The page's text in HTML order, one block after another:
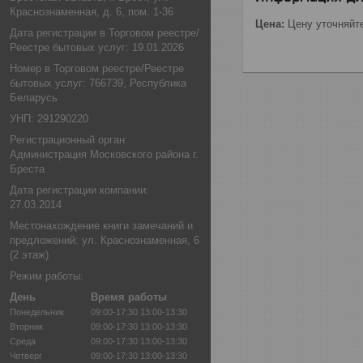
Краснознаменная, д. 6, пом. 1-36
Дата регистрации в Торговом реестре/
Реестре бытовых услуг: 19.01.2026
Номер в Торговом реестре/Реестре
бытовых услуг: 766739, Республика
Беларусь
УНП: 291290220
Регистрационный орган:
Администрация Московского района г.
Бреста
Дата регистрации компании:
27.03.2014
Местонахождение книги замечаний и
предложений: ул. Краснознаменная, 6
(2 этаж)
Режим работы:
День
Время работы
Понедельник 09:00-17:30 13:00-13:30
Вторник
09:00-17:30 13:00-13:30
Среда
09:00-17:30 13:00-13:30
Четверг
09:00-17:30 13:00-13:30
Цена: Цену